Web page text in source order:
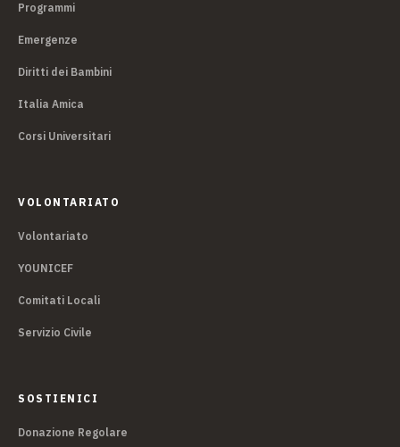
Programmi
Emergenze
Diritti dei Bambini
Italia Amica
Corsi Universitari
VOLONTARIATO
Volontariato
YOUNICEF
Comitati Locali
Servizio Civile
SOSTIENICI
Donazione Regolare